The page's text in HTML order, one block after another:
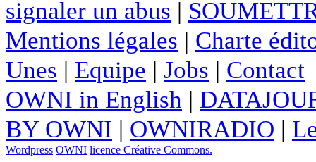
signaler un abus |
Mentions légales | Charte
Unes | Equipe | Jobs | Contact
OWNI in English |
BY OWNI | OWNIRADIO |
Wordpress OWNI licence Créative Commons.